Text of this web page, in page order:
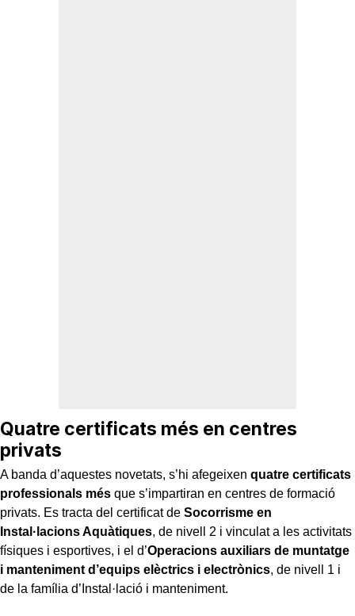
Quatre certificats més en centres
privats
A banda d’aquestes novetats, s’hi afegeixen quatre certificats
professionals més que s’impartiran en centres de formació
privats. Es tracta del certificat de Socorrisme en
Instal·lacions Aquàtiques, de nivell 2 i vinculat a les activitats
físiques i esportives, i el d’Operacions auxiliars de muntatge
i manteniment d’equips elèctrics i electrònics, de nivell 1 i
de la família d’Instal·lació i manteniment.